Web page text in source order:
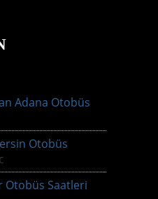
Adana Otobüs
Otobüs
Otobüs Saatleri